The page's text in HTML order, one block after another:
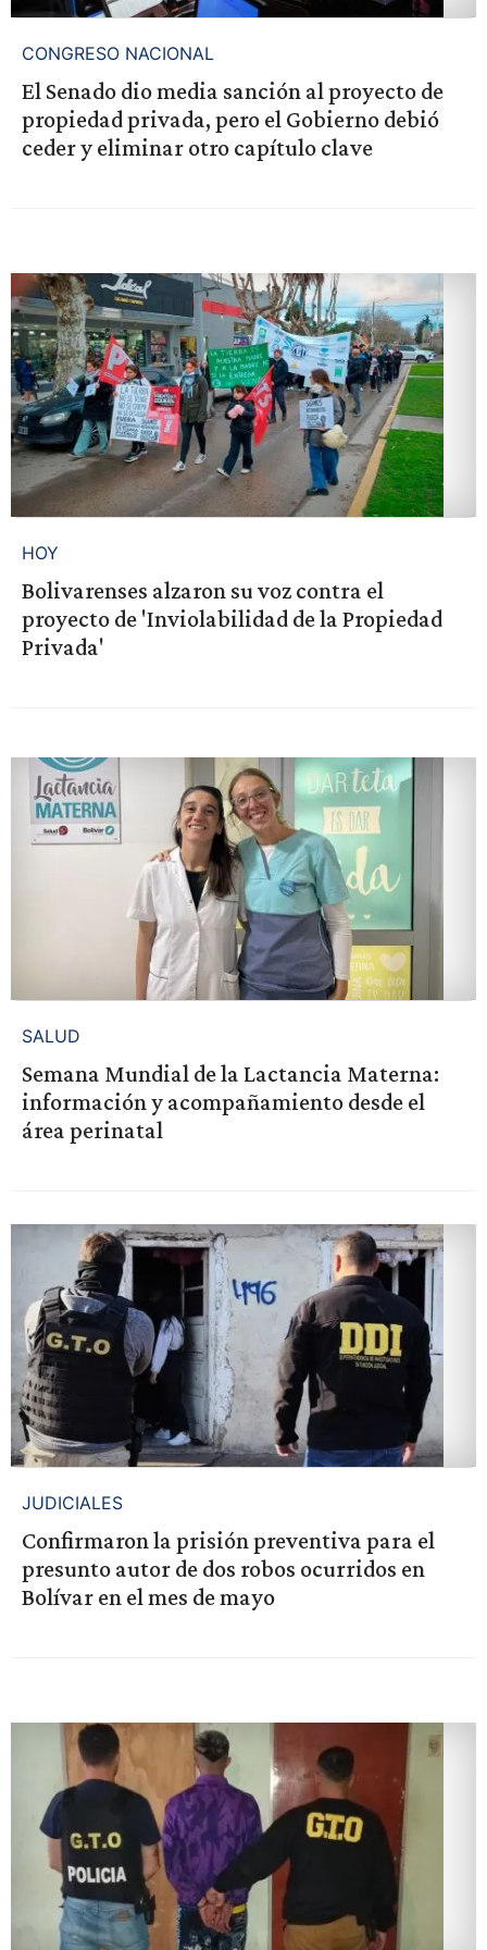
CONGRESO NACIONAL
El Senado dio media sanción al proyecto de
propiedad privada, pero el Gobierno debió
ceder y eliminar otro capítulo clave
HOY
Bolivarenses alzaron su voz contra el
proyecto de 'Inviolabilidad de la Propiedad
Privada'
SALUD
Semana Mundial de la Lactancia Materna:
información y acompañamiento desde el
área perinatal
JUDICIALES
Confirmaron la prisión preventiva para el
presunto autor de dos robos ocurridos en
Bolívar en el mes de mayo